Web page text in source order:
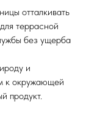
отталкивать
террасной
без ущерба
и
к окружающей
продукт.